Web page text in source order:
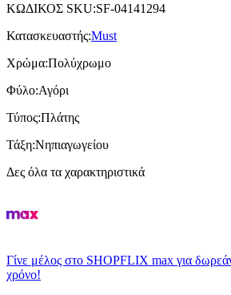
ΚΩΔΙΚΟΣ SKU:SF-04141294
Κατασκευαστής:Must
Χρώμα:Πολύχρωμο
Φύλο:Αγόρι
Τύπος:Πλάτης
Τάξη:Νηπιαγωγείου
Δες όλα τα χαρακτηριστικά
Γίνε μέλος στο SHOPFLIX max για
χρόνο!